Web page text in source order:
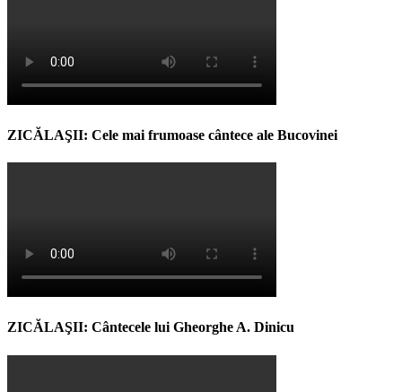
ZICĂLAŞII: Cele mai frumoase cântece ale Bucovinei
ZICĂLAŞII: Cântecele lui Gheorghe A. Dinicu